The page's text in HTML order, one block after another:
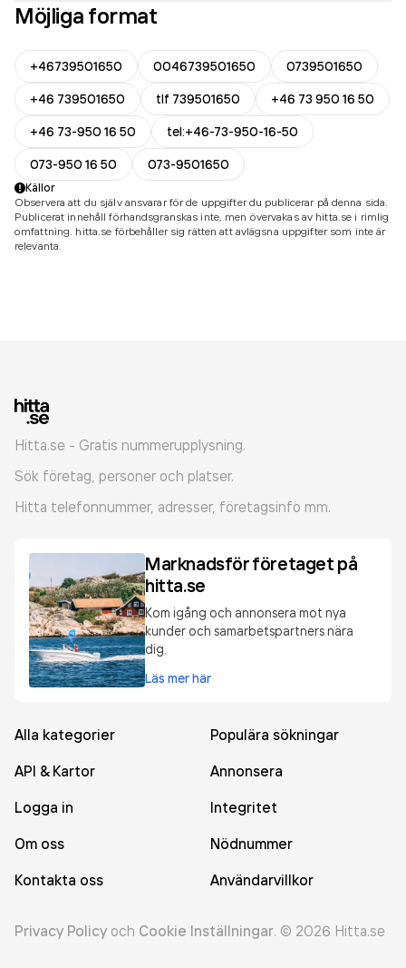
Möjliga format
+46739501650 0046739501650
0739501650
+46 739501650
tlf 739501650
+46 73 950 16 50
+46 73-950 16 50
tel:+46-73-950-16-50
073-950 16 50
073-9501650
Källor
Observera att du själv ansvarar för de uppgifter du publicerar på denna sida.
Publicerat innehåll förhandsgranskas inte, men övervakas av hitta.se i rimlig
omfattning. hitta.se förbehåller sig rätten att avlägsna uppgifter som inte är
relevanta.
Hitta.se - Gratis nummerupplysning.
Sök företag, personer och platser.
Hitta telefonnummer, adresser, företagsinfo mm.
Marknadsför företaget på
hitta.se
Kom igång och annonsera mot nya
kunder och samarbetspartners nära
dig.
Läs mer här
Alla kategorier
Populära sökningar
API & Kartor
Annonsera
Logga in
Integritet
Om oss
Nödnummer
Kontakta oss
Användarvillkor
Privacy Policy och Cookie Inställningar. © 2026 Hitta.se